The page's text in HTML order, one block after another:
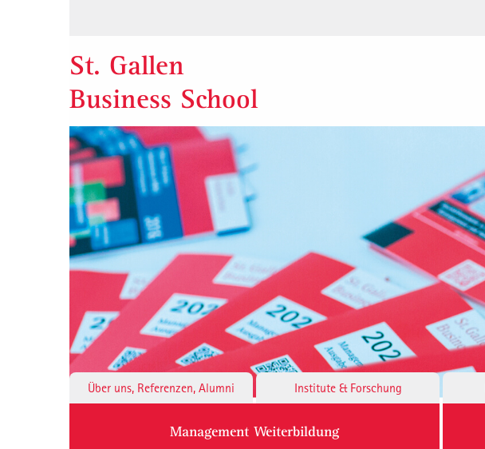
St. Gallen
Business School
Über uns, Referenzen, Alumni Institute & Forschung
Management Weiterbildung